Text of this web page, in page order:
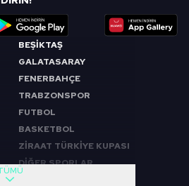
BEŞİKTAŞ
GALATASARAY
FENERBAHÇE
TRABZONSPOR
FUTBOL
BASKETBOL
ZİRAAT TÜRKİYE KUPASI
DİĞER SPORLAR